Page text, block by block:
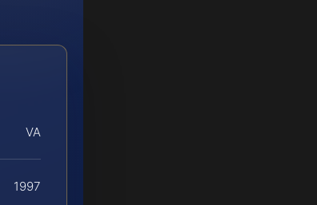
VA
1997